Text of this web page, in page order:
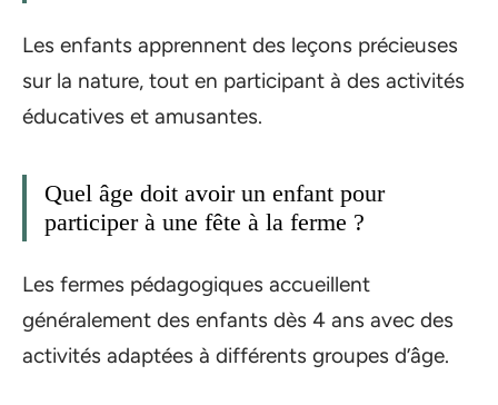
Les enfants apprennent des leçons précieuses
sur la nature, tout en participant à des activités
éducatives et amusantes.
Quel âge doit avoir un enfant pour
participer à une fête à la ferme ?
Les fermes pédagogiques accueillent
généralement des enfants dès 4 ans avec des
activités adaptées à différents groupes d’âge.